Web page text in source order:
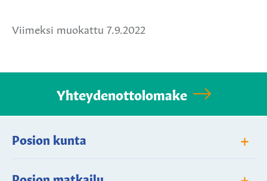
Viimeksi muokattu 7.9.2022
Yhteydenottolomake
Posion kunta +